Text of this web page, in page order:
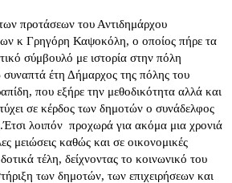
προτάσεων του Αντιδημάρχου
κ Γρηγόρη Καψοκόλη, ο οποίος πήρε τα
σύμβουλό με ιστορία στην πόλη
συναπτά έτη Δήμαρχος της πόλης του
που εξήρε την μεθοδικότητα αλλά και
σε κέρδος των δημοτών ο συνάδελφος
λοιπόν προχωρά για ακόμα μια χρονιά
μειώσεις καθώς και σε οικονομικές
τέλη, δείχνοντας το κοινωνικό του
των δημοτών, των επιχειρήσεων και